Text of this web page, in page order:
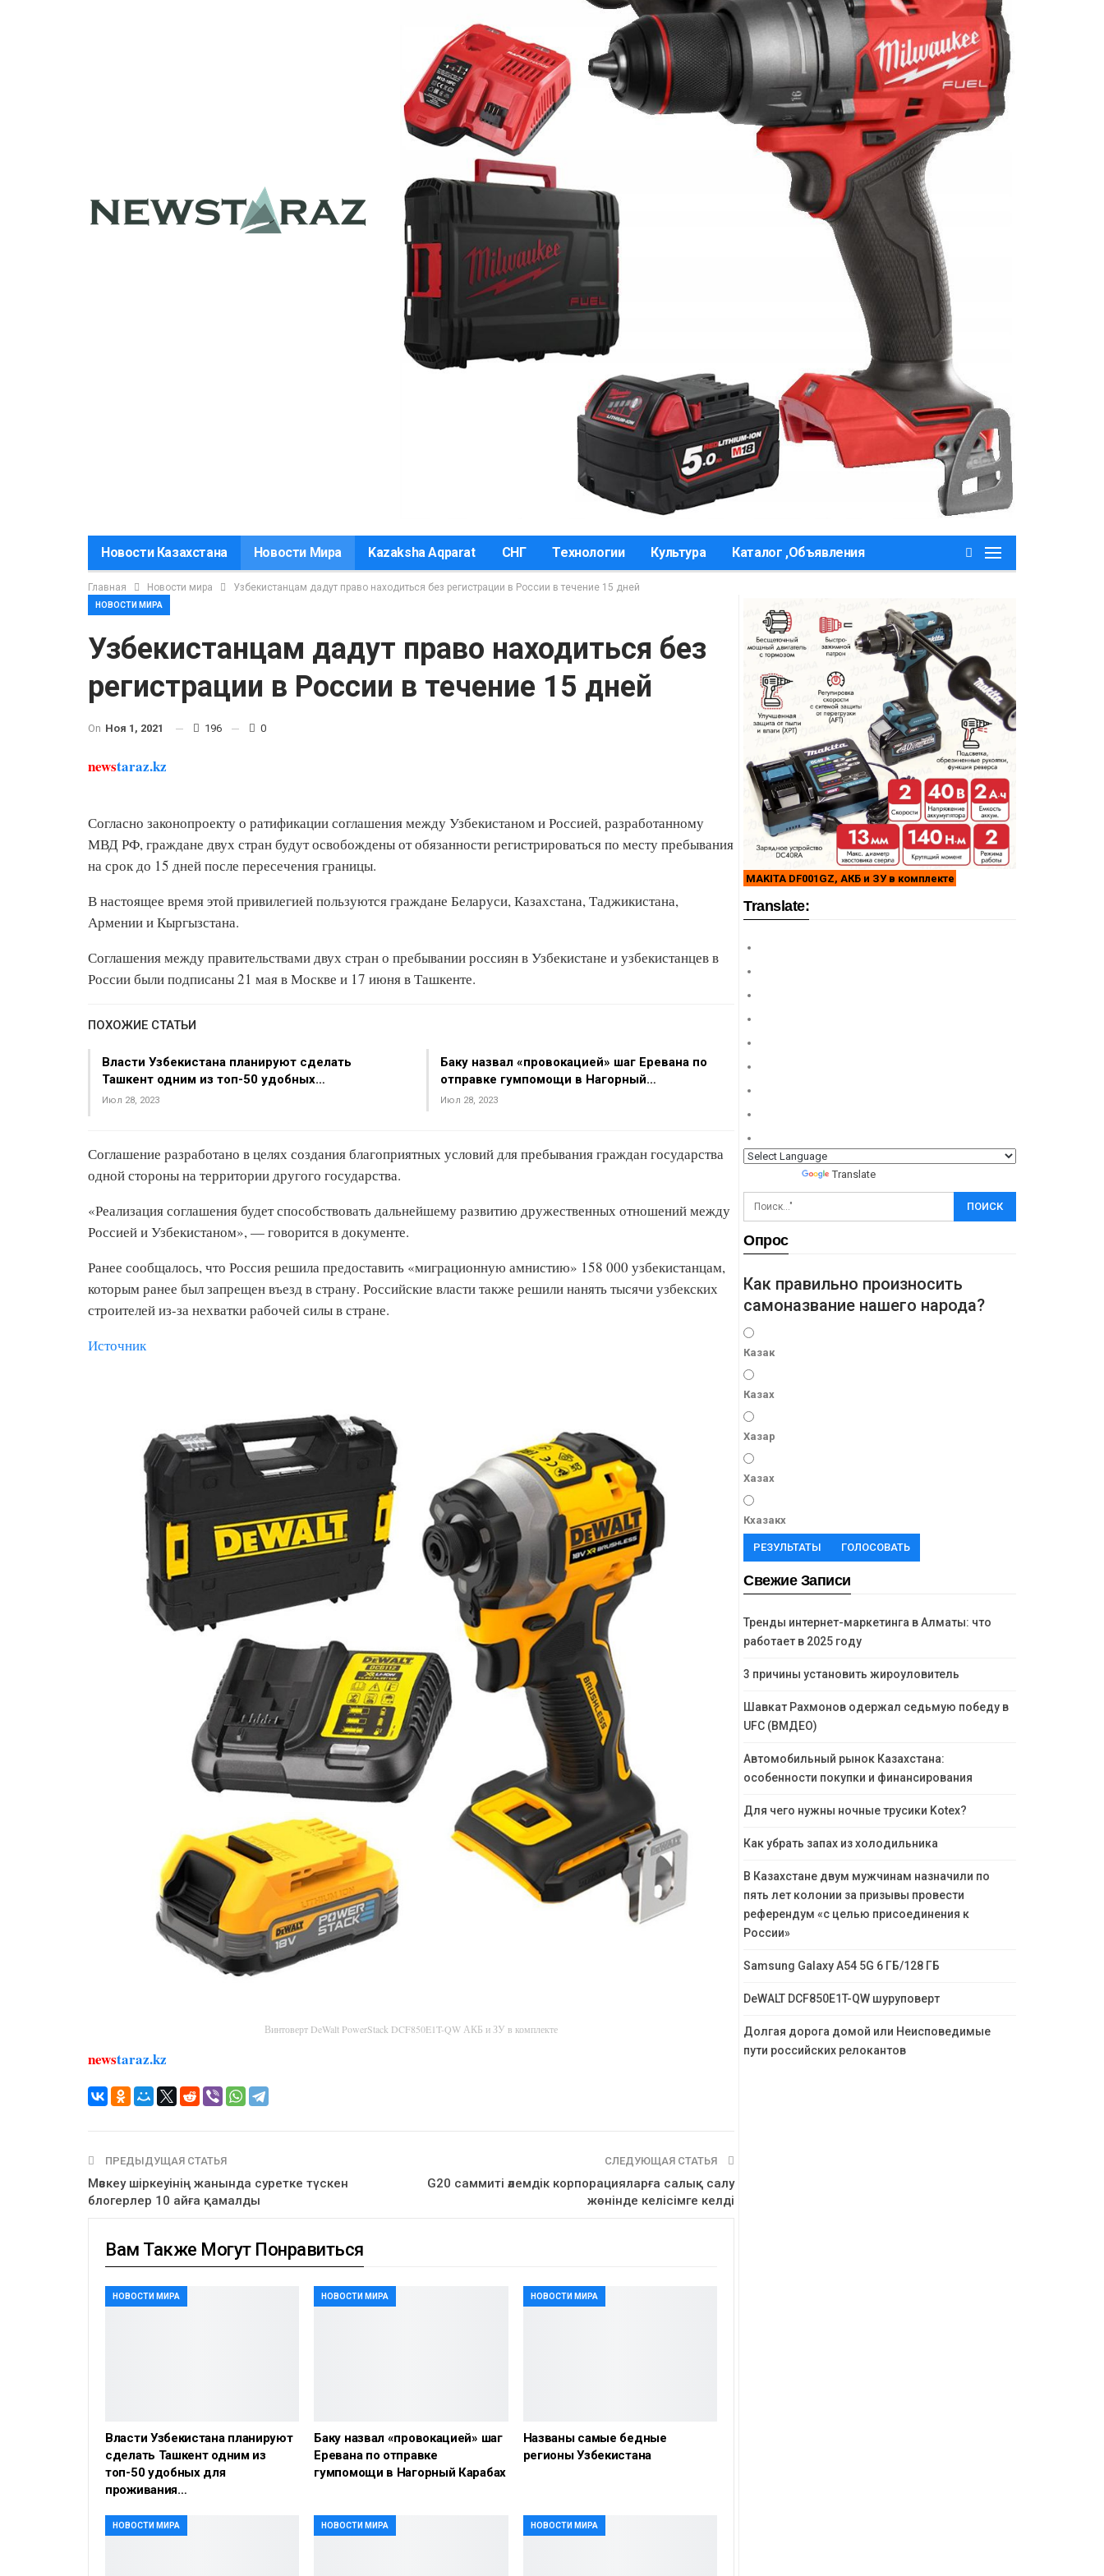
Новости Казахстана Новости Мира Kazaksha Aqparat СНГ Технологии Культура Каталог ,Объявления
Главная Новости мира Узбекистанцам дадут право находиться без регистрации в России в течение 15 дней
НОВОСТИ МИРА
Узбекистанцам дадут право находиться без
регистрации в России в течение 15 дней
On Ноя 1, 2021 196 0
newstaraz.kz
Согласно законопроекту о ратификации соглашения между Узбекистаном и Россией, разработанному
МВД РФ, граждане двух стран будут освобождены от обязанности регистрироваться по месту пребывания
на срок до 15 дней после пересечения границы.
В настоящее время этой привилегией пользуются граждане Беларуси, Казахстана, Таджикистана,
Армении и Кыргызстана.
Соглашения между правительствами двух стран о пребывании россиян в Узбекистане и узбекистанцев в
России были подписаны 21 мая в Москве и 17 июня в Ташкенте.
ПОХОЖИЕ СТАТЬИ
Власти Узбекистана планируют сделать
Ташкент одним из топ-50 удобных…
Июл 28, 2023
Баку назвал «провокацией» шаг Еревана по
отправке гумпомощи в Нагорный…
Июл 28, 2023
Соглашение разработано в целях создания благоприятных условий для пребывания граждан государства
одной стороны на территории другого государства.
«Реализация соглашения будет способствовать дальнейшему развитию дружественных отношений между
Россией и Узбекистаном», — говорится в документе.
Ранее сообщалось, что Россия решила предоставить «миграционную амнистию» 158 000 узбекистанцам,
которым ранее был запрещен въезд в страну. Российские власти также решили нанять тысячи узбекских
строителей из-за нехватки рабочей силы в стране.
Источник
Винтоверт DeWalt PowerStack DCF850E1T-QW АКБ и ЗУ в комплекте
newstaraz.kz
ПРЕДЫДУЩАЯ СТАТЬЯ
Мәскеу шіркеуінің жанында суретке түскен
блогерлер 10 айға қамалды
СЛЕДУЮЩАЯ СТАТЬЯ
G20 саммиті әлемдік корпорацияларға салық салу
жөнінде келісімге келді
Вам Также Могут Понравиться
НОВОСТИ МИРА
Власти Узбекистана планируют
сделать Ташкент одним из
топ-50 удобных для
проживания…
НОВОСТИ МИРА
Баку назвал «провокацией» шаг
Еревана по отправке
гумпомощи в Нагорный Карабах
НОВОСТИ МИРА
Названы самые бедные
регионы Узбекистана
НОВОСТИ МИРА НОВОСТИ МИРА НОВОСТИ МИРА
MAKITA DF001GZ, АКБ и ЗУ в комплекте
Translate:
Translate
Опрос
Как правильно произносить
самоназвание нашего народа?
Казак
Казах
Хазар
Хазах
Кхазакх
РЕЗУЛЬТАТЫ ГОЛОСОВАТЬ
Свежие Записи
Тренды интернет-маркетинга в Алматы: что
работает в 2025 году
3 причины установить жироуловитель
Шавкат Рахмонов одержал седьмую победу в
UFC (ВМДЕО)
Автомобильный рынок Казахстана:
особенности покупки и финансирования
Для чего нужны ночные трусики Kotex?
Как убрать запах из холодильника
В Казахстане двум мужчинам назначили по
пять лет колонии за призывы провести
референдум «с целью присоединения к
России»
Samsung Galaxy A54 5G 6 ГБ/128 ГБ
DeWALT DCF850E1T-QW шуруповерт
Долгая дорога домой или Неисповедимые
пути российских релокантов